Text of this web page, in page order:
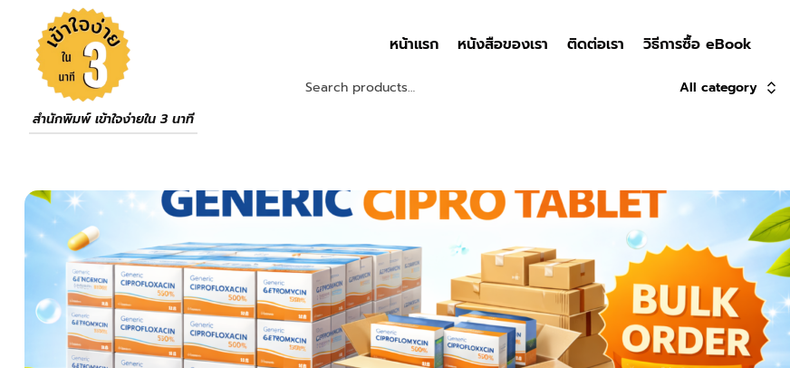
สำนักพิมพ์ เข้าใจง่ายใน 3 นาที
หน้าแรก หนังสือของเรา ติดต่อเรา วิธีการซื้อ eBook
All category